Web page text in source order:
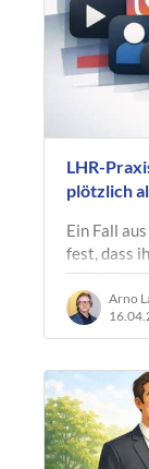
LHR-
plötzlich
Ein Fall
fest, dass
Website
Arno